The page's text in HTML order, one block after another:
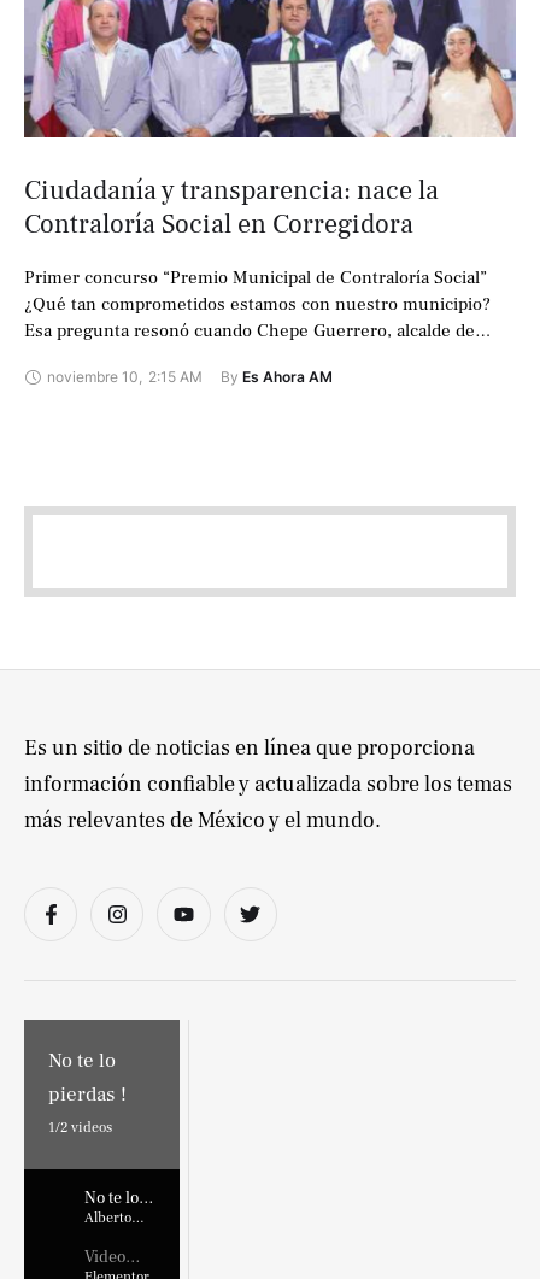
Ciudadanía y transparencia: nace la
Contraloría Social en Corregidora
Primer concurso “Premio Municipal de Contraloría Social”
¿Qué tan comprometidos estamos con nuestro municipio?
Esa pregunta resonó cuando Chepe Guerrero, alcalde de
noviembre 10, 2:15 AM By Es Ahora AM
No te lo
pierdas !
1/2 videos
No te lo
pierdas !
Alberto
Video
Es un sitio de noticias en línea que proporciona
información confiable y actualizada sobre los temas
más relevantes de México y el mundo.